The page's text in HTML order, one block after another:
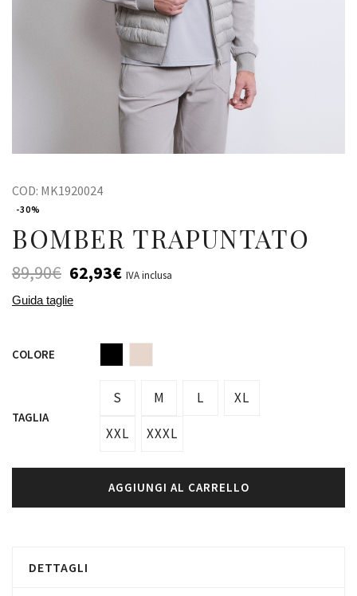
COD: MK1920024
-30%
BOMBER TRAPUNTATO
89,90€ 62,93€ IVA inclusa
Guida taglie
COLORE
TAGLIA
S M L XL
XXL XXXL
AGGIUNGI AL CARRELLO
DETTAGLI